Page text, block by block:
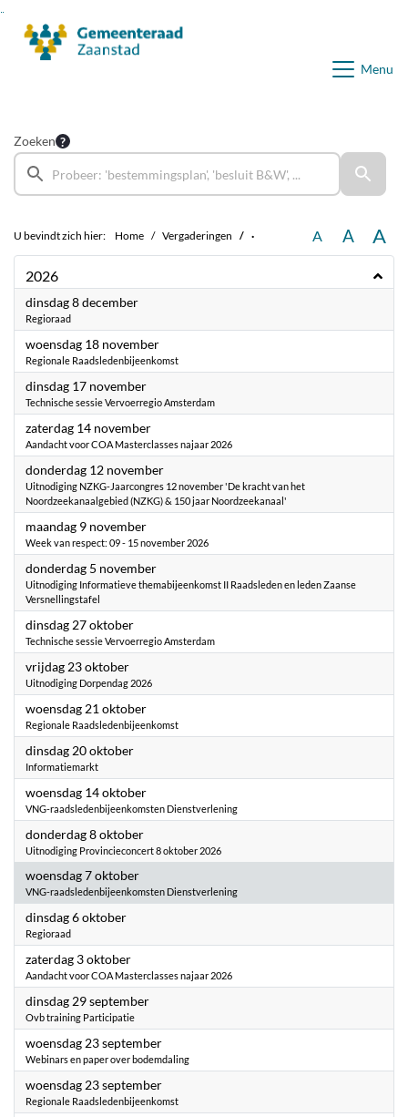
Menu
Zoeken
U bevindt zich hier: Home Vergaderingen · A A A
2026
dinsdag 8 december2026
Regioraad
woensdag 18 november2026
Regionale Raadsledenbijeenkomst
dinsdag 17 november2026
Technische sessie Vervoerregio Amsterdam
zaterdag 14 november2026
Aandacht voor COA Masterclasses najaar 2026
donderdag 12 november2026
Uitnodiging NZKG-Jaarcongres 12 november 'De kracht van het
Noordzeekanaalgebied (NZKG) & 150 jaar Noordzeekanaal'
maandag 9 november2026
Week van respect: 09 - 15 november 2026
donderdag 5 november2026
Uitnodiging Informatieve themabijeenkomst II Raadsleden en leden Zaanse
Versnellingstafel
dinsdag 27 oktober2026
Technische sessie Vervoerregio Amsterdam
vrijdag 23 oktober2026
Uitnodiging Dorpendag 2026
woensdag 21 oktober2026
Regionale Raadsledenbijeenkomst
dinsdag 20 oktober2026
Informatiemarkt
woensdag 14 oktober2026
VNG-raadsledenbijeenkomsten Dienstverlening
donderdag 8 oktober2026
Uitnodiging Provincieconcert 8 oktober 2026
woensdag 7 oktober2026
VNG-raadsledenbijeenkomsten Dienstverlening
dinsdag 6 oktober2026
Regioraad
zaterdag 3 oktober2026
Aandacht voor COA Masterclasses najaar 2026
dinsdag 29 september2026
Ovb training Participatie
woensdag 23 september2026
Webinars en paper over bodemdaling
woensdag 23 september2026
Regionale Raadsledenbijeenkomst